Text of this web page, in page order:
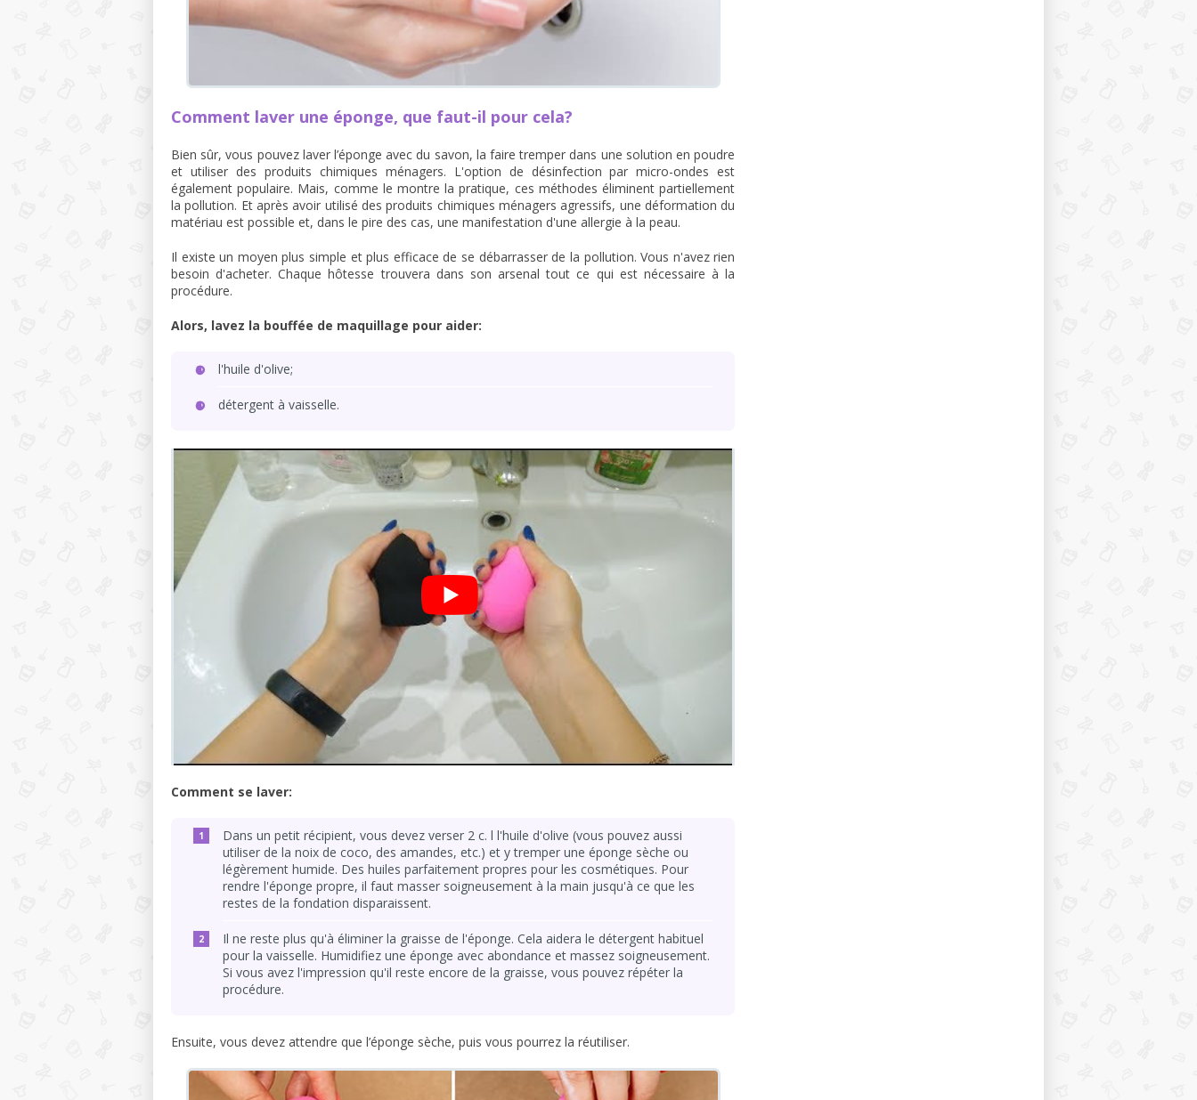
Comment laver une éponge, que faut-il pour cela?
Bien sûr, vous pouvez laver l’éponge avec du savon, la faire tremper dans une solution en poudre
et utiliser des produits chimiques ménagers. L'option de désinfection par micro-ondes est
également populaire. Mais, comme le montre la pratique, ces méthodes éliminent partiellement
la pollution. Et après avoir utilisé des produits chimiques ménagers agressifs, une déformation du
matériau est possible et, dans le pire des cas, une manifestation d'une allergie à la peau.
Il existe un moyen plus simple et plus efficace de se débarrasser de la pollution. Vous n'avez rien
besoin d'acheter. Chaque hôtesse trouvera dans son arsenal tout ce qui est nécessaire à la
procédure.
Alors, lavez la bouffée de maquillage pour aider:
l'huile d'olive;
détergent à vaisselle.
Comment se laver:
Dans un petit récipient, vous devez verser 2 c. l l'huile d'olive (vous pouvez aussi
utiliser de la noix de coco, des amandes, etc.) et y tremper une éponge sèche ou
légèrement humide. Des huiles parfaitement propres pour les cosmétiques. Pour
rendre l'éponge propre, il faut masser soigneusement à la main jusqu'à ce que les
restes de la fondation disparaissent.
Il ne reste plus qu'à éliminer la graisse de l'éponge. Cela aidera le détergent habituel
pour la vaisselle. Humidifiez une éponge avec abondance et massez soigneusement.
Si vous avez l'impression qu'il reste encore de la graisse, vous pouvez répéter la
procédure.
Ensuite, vous devez attendre que l’éponge sèche, puis vous pourrez la réutiliser.